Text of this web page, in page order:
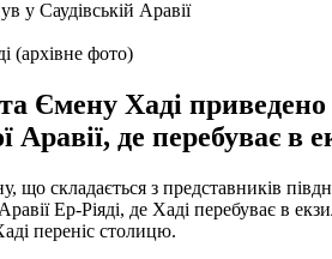
(архівне фото)
Ємену Хаді
Аравії, де перебуває в
складається з представників
Аравії Ер-Ріяді, де Хаді перебуває
переніс столицю.